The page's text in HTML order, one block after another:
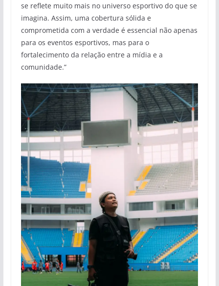
se reflete muito mais no universo esportivo do que se
imagina. Assim, uma cobertura sólida e
comprometida com a verdade é essencial não apenas
para os eventos esportivos, mas para o
fortalecimento da relação entre a mídia e a
comunidade.”